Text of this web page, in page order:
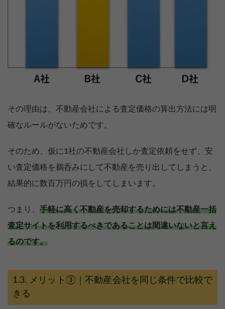
その理由は、不動産会社による査定価格の算出方法には明
確なルールがないためです。
そのため、仮に1社の不動産会社しか査定依頼をせず、安
い査定価格を鵜呑みにして不動産を売り出してしまうと、
結果的に数百万円の損をしてしまいます。
つまり、 手軽に高く不動産を売却するためには不動産一括
査定サイトを利用するべきであることは間違いないと言え
るのです。
メリット③｜不動産会社を同じ条件で比較で
きる